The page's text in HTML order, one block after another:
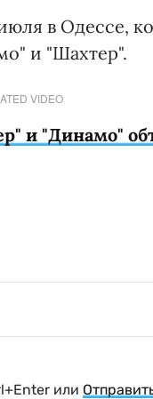
в Одессе,
и "Шахтер".
VIDEO
и "Динамо"
или